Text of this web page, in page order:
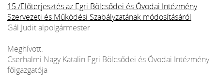
15./Előterjesztés az Egri Bölcsődei és Óvodai Intézmény
Szervezeti és Működési Szabályzatának módosításáról
Gál Judit alpolgármester
Meghívott:
Cserhalmi Nagy Katalin Egri Bölcsődei és Óvodai Intézmény
főigazgatója